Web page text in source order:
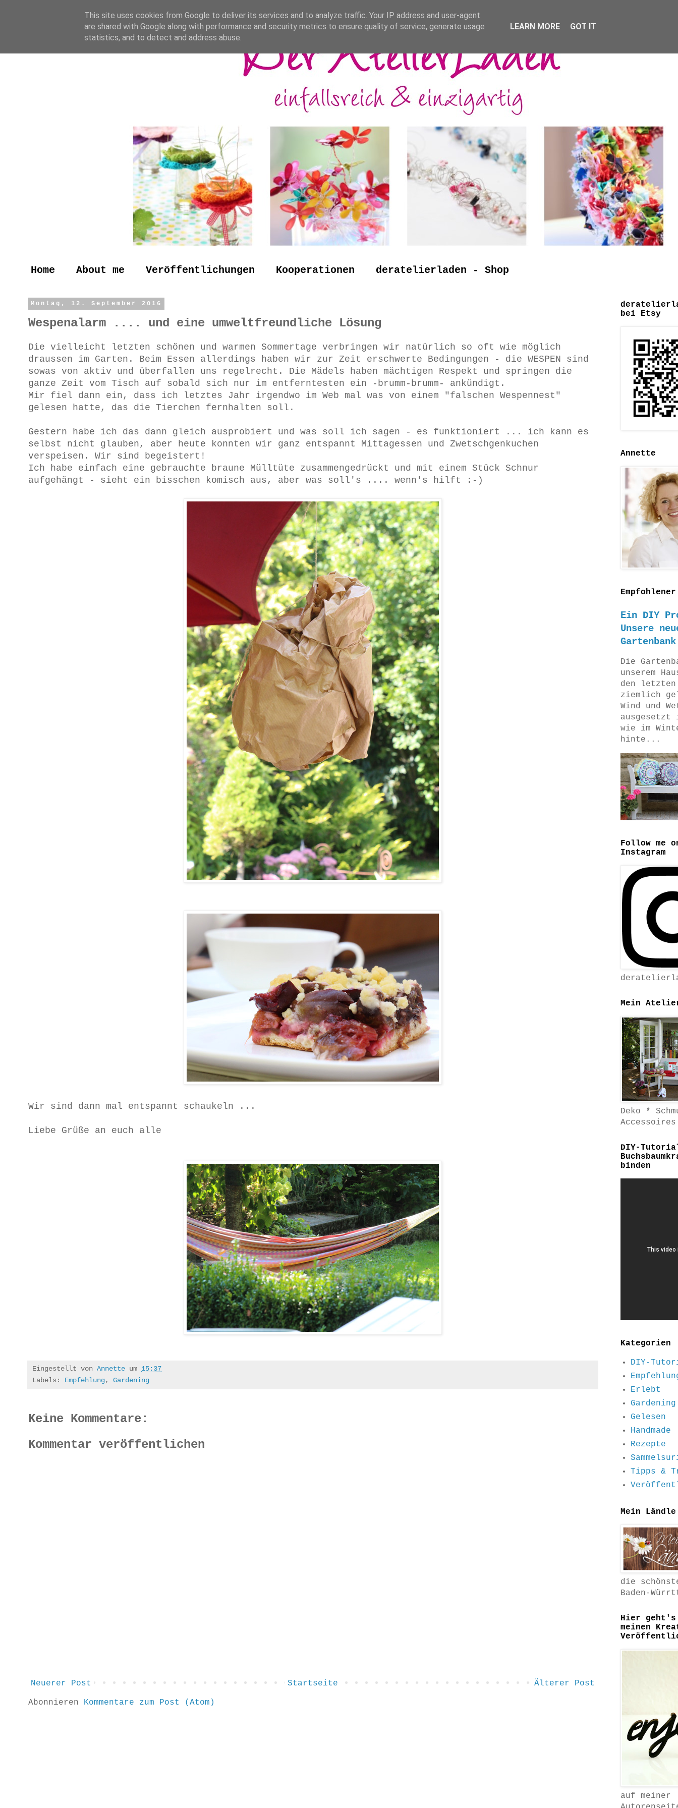
Home About me Veröffentlichungen Kooperationen deratelierladen - Shop
Montag, 12. September 2016
Wespenalarm .... und eine umweltfreundliche Lösung
Die vielleicht letzten schönen und warmen Sommertage verbringen wir natürlich so oft wie möglich
draussen im Garten. Beim Essen allerdings haben wir zur Zeit erschwerte Bedingungen - die WESPEN sind
sowas von aktiv und überfallen uns regelrecht. Die Mädels haben mächtigen Respekt und springen die
ganze Zeit vom Tisch auf sobald sich nur im entferntesten ein -brumm-brumm- ankündigt.
Mir fiel dann ein, dass ich letztes Jahr irgendwo im Web mal was von einem "falschen Wespennest"
gelesen hatte, das die Tierchen fernhalten soll.
Gestern habe ich das dann gleich ausprobiert und was soll ich sagen - es funktioniert ... ich kann es
selbst nicht glauben, aber heute konnten wir ganz entspannt Mittagessen und Zwetschgenkuchen
verspeisen. Wir sind begeistert!
Ich habe einfach eine gebrauchte braune Mülltüte zusammengedrückt und mit einem Stück Schnur
aufgehängt - sieht ein bisschen komisch aus, aber was soll's .... wenn's hilft :-)
Wir sind dann mal entspannt schaukeln ...
Liebe Grüße an euch alle
Eingestellt von Annette um 15:37
Labels: Empfehlung, Gardening
Keine Kommentare:
Kommentar veröffentlichen
Neuerer Post Älterer Post
Startseite
Abonnieren Kommentare zum Post (Atom)
bei Etsy
Annette
Ein DIY
Unsere
Die
unserem
den letzten
ziemlich
Wind und
ausgesetzt
wie im
hinte...
Follow me
Instagram
Mein
Deko *
Accessoires
DIY-
binden
Kategorien
DIY-
Erlebt
Gardening
Gelesen
Handmade
Rezepte
Tipps &
Mein Ländle
die
Baden-
Hier geht's
meinen
auf meiner
This site uses cookies from Google to deliver its services and to analyze traffic. Your IP address and user-agent
are shared with Google along with performance and security metrics to ensure quality of service, generate usage
statistics, and to detect and address abuse.
LEARN MORE GOT IT